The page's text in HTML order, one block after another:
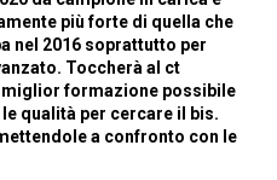
più forte di quella che
nel 2016 soprattutto per
Toccherà al ct
miglior formazione possibile
qualità per cercare il bis.
a confronto con le